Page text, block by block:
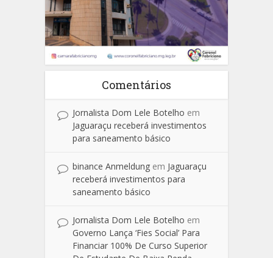
Comentários
Jornalista Dom Lele Botelho em
Jaguaraçu receberá investimentos
para saneamento básico
binance Anmeldung em Jaguaraçu
receberá investimentos para
saneamento básico
Jornalista Dom Lele Botelho em
Governo Lança ‘Fies Social’ Para
Financiar 100% De Curso Superior